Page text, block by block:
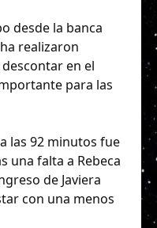
desde la banca
realizaron
en el
para las
las 92 minutos fue
una falta a Rebeca
de Javiera
con una menos